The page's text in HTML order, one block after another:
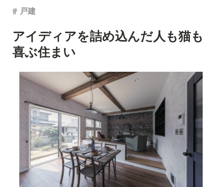
戸建
アイディアを詰め込んだ人も猫も
喜ぶ住まい